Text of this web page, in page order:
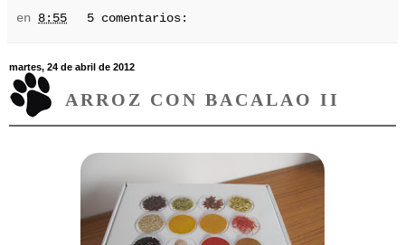
en 8:55 5 comentarios:
martes, 24 de abril de 2012
ARROZ CON BACALAO II